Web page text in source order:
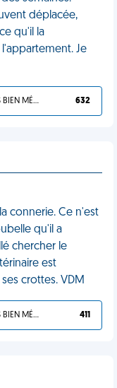
déplacée,
qu'il la
Je
TU L'AS BIEN MÉRITÉ 632
connerie. Ce n'est
qu'il a
chercher le
est
crottes. VDM
TU L'AS BIEN MÉRITÉ 411